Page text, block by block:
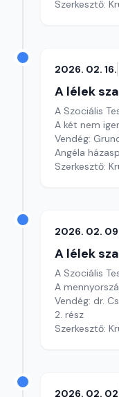
Szerkesztő:
2026. 02. 16.
A lélek
A Szociális
A két nem
Vendég:
Angéla
Szerkesztő:
2026. 02.
A lélek
A Szociális
A
Vendég: dr.
2. rész
Szerkesztő:
2026. 02.